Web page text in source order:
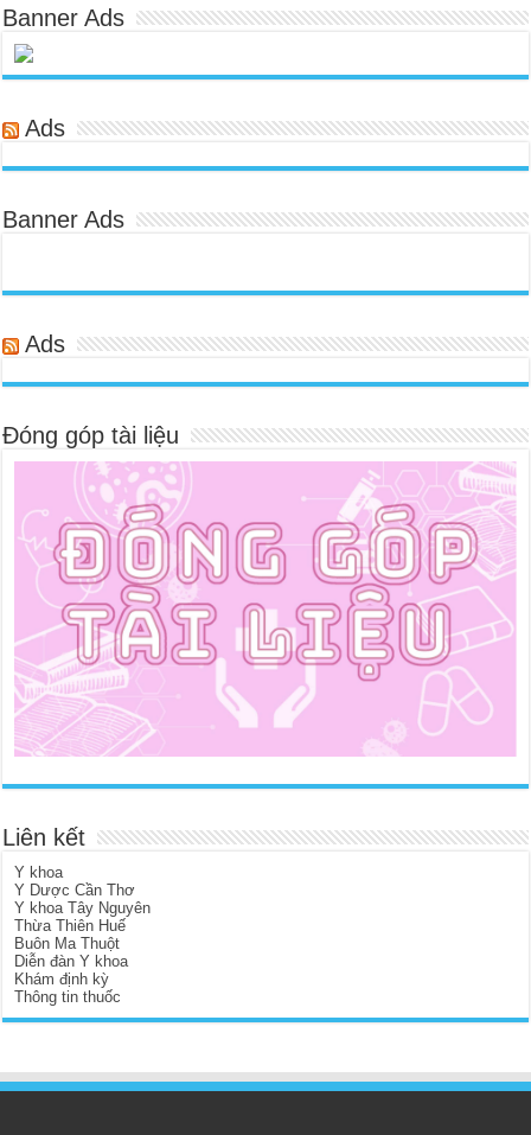
Banner Ads
Ads
Banner Ads
Ads
Đóng góp tài liệu
Liên kết
Y khoa
Y Dược Cần Thơ
Y khoa Tây Nguyên
Thừa Thiên Huế
Buôn Ma Thuột
Diễn đàn Y khoa
Khám định kỳ
Thông tin thuốc